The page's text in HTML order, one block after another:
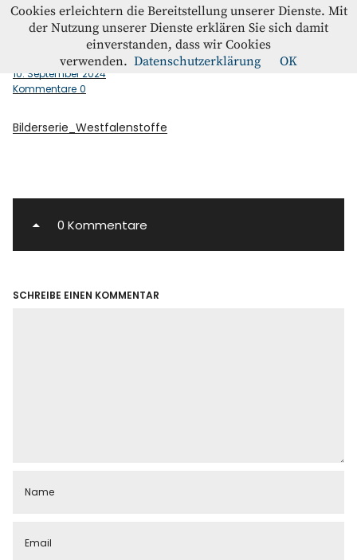
Westfalenstoffe-Blog
Instagram
Facebook
Bilderserie_Westfalenstoffe
10. September 2024
Kommentare 0
Bilderserie_Westfalenstoffe
0 Kommentare
SCHREIBE EINEN KOMMENTAR
Cookies erleichtern die Bereitstellung unserer Dienste. Mit
der Nutzung unserer Dienste erklären Sie sich damit
einverstanden, dass wir Cookies
verwenden. Datenschutzerklärung OK